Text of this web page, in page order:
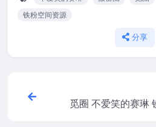
铁粉空间资源
分享
觅圈 不爱笑的赛琳